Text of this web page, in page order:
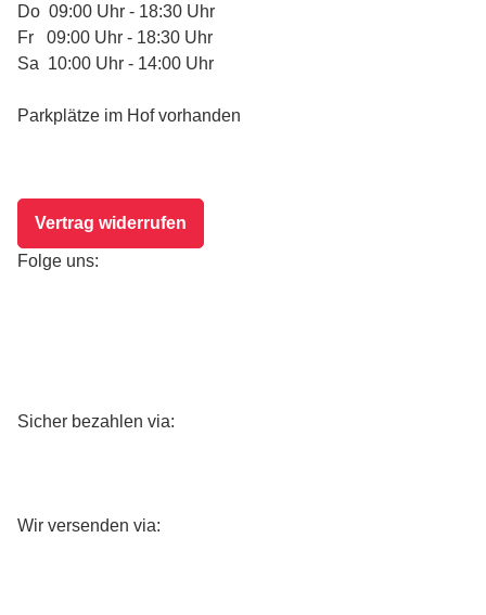
Do 09:00 Uhr - 18:30 Uhr
Fr 09:00 Uhr - 18:30 Uhr
Sa 10:00 Uhr - 14:00 Uhr
Parkplätze im Hof vorhanden
Vertrag widerrufen
Folge uns:
Sicher bezahlen via:
Wir versenden via: